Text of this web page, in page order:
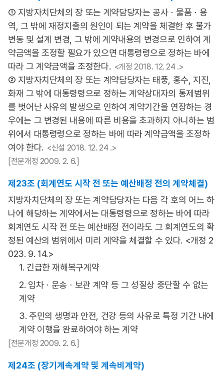
① 지방자치단체의 장 또는 계약담당자는 공사ㆍ물품ㆍ용
역, 그 밖에 재정지출의 원인이 되는 계약을 체결한 후 물가
변동 및 설계 변경, 그 밖에 계약내용의 변경으로 인하여 계
약금액을 조정할 필요가 있으면 대통령령으로 정하는 바에
따라 그 계약금액을 조정한다. <개정 2018. 12. 24 .>
② 지방자치단체의 장 또는 계약담당자는 태풍, 홍수, 지진,
화재 그 밖에 대통령령으로 정하는 계약상대자의 통제범위
를 벗어난 사유의 발생으로 인하여 계약기간을 연장하는 경
우에는 그 변경된 내용에 따른 비용을 초과하지 아니하는 범
위에서 대통령령으로 정하는 바에 따라 계약금액을 조정하
여야 한다. <신설 2018. 12. 24 .>
[전문개정 2009. 2. 6.]
제23조 (회계연도 시작 전 또는 예산배정 전의 계약체결)
지방자치단체의 장 또는 계약담당자는 다음 각 호의 어느 하
나에 해당하는 계약에서는 대통령령으로 정하는 바에 따라
회계연도 시작 전 또는 예산배정 전이라도 그 회계연도의 확
정된 예산의 범위에서 미리 계약을 체결할 수 있다. <개정 2
023. 9. 14.>
1. 긴급한 재해복구계약
2. 임차ㆍ운송ㆍ보관 계약 등 그 성질상 중단할 수 없는
계약
3. 주민의 생명과 안전, 건강 등의 사유로 특정 기간 내에
계약 이행을 완료하여야 하는 계약
[전문개정 2009. 2. 6.]
제24조 (장기계속계약 및 계속비계약)